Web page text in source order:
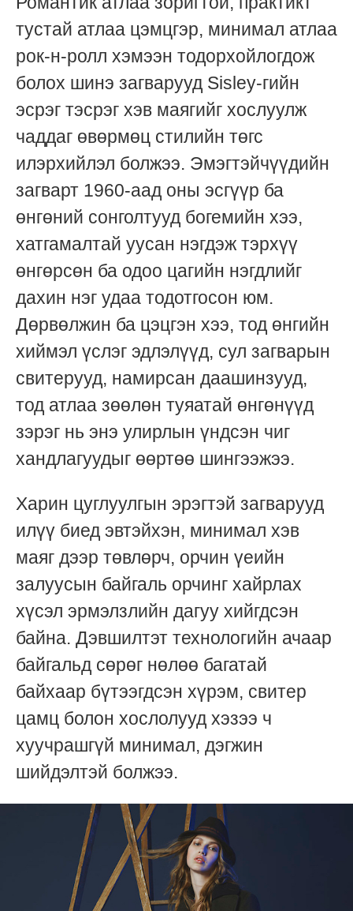
тустай атлаа цэмцгэр, минимал атлаа
рок-н-ролл хэмээн тодорхойлогдож
болох шинэ загварууд Sisley-гийн
эсрэг тэсрэг хэв маягийг хослуулж
чаддаг өвөрмөц стилийн төгс
илэрхийлэл болжээ. Эмэгтэйчүүдийн
загварт 1960-аад оны эсгүүр ба
өнгөний сонголтууд богемийн хээ,
хатгамалтай уусан нэгдэж тэрхүү
өнгөрсөн ба одоо цагийн нэгдлийг
дахин нэг удаа тодотгосон юм.
Дөрвөлжин ба цэцгэн хээ, тод өнгийн
хиймэл үслэг эдлэлүүд, сул загварын
свитерууд, намирсан даашинзууд,
тод атлаа зөөлөн туяатай өнгөнүүд
зэрэг нь энэ улирлын үндсэн чиг
хандлагуудыг өөртөө шингээжээ.
Харин цуглуулгын эрэгтэй загварууд
илүү биед эвтэйхэн, минимал хэв
маяг дээр төвлөрч, орчин үеийн
залуусын байгаль орчинг хайрлах
хүсэл эрмэлзлийн дагуу хийгдсэн
байна. Дэвшилтэт технологийн ачаар
байгальд сөрөг нөлөө багатай
байхаар бүтээгдсэн хүрэм, свитер
цамц болон хослолууд хэзээ ч
хуучрашгүй минимал, дэгжин
шийдэлтэй болжээ.